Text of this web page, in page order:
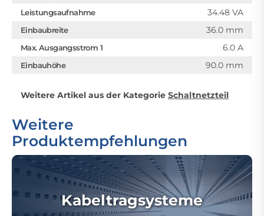
Leistungsaufnahme 34.48 VA
Einbaubreite 36.0 mm
Max. Ausgangsstrom 1 6.0 A
Einbauhöhe 90.0 mm
Weitere Artikel aus der Kategorie Schaltnetzteil
Weitere
Produktempfehlungen
Kabeltragsysteme